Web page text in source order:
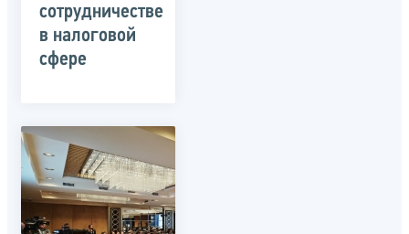
сотрудничестве
в налоговой
сфере